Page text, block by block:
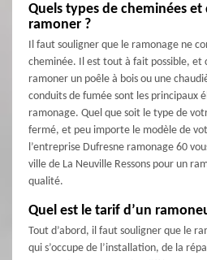
Quels types de cheminées
ramoner ?
Il faut souligner que le ramonage ne
cheminée. Il est tout à fait possible, et
ramoner un poêle à bois ou une
conduits de fumée sont les principaux
ramonage. Quel que soit le type de
fermé, et peu importe le modèle de
l’entreprise Dufresne ramonage 60
ville de La Neuville Ressons pour un
qualité.
Quel est le tarif d’un
Tout d’abord, il faut souligner que le
qui s’occupe de l’installation, de la